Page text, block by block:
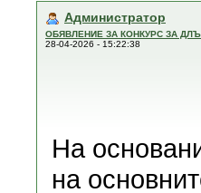
Администратор
ОБЯВЛЕНИЕ ЗА КОНКУРС ЗА
28-04-2026 - 15:22:38
На
на